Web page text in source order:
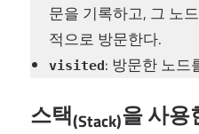
문을 기록하고, 그 노
적으로 방문한다.
visited: 방문한 노드
스택(Stack)을 사용